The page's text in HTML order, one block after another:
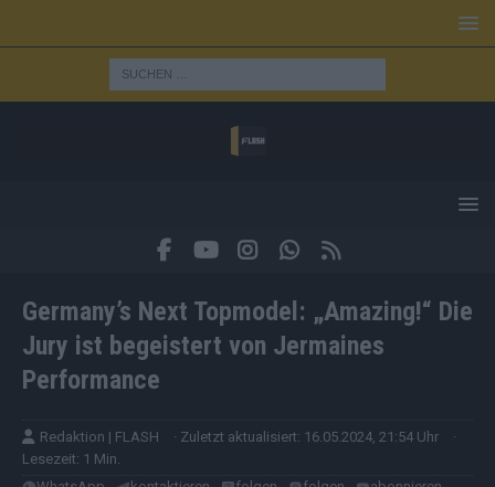
Germany’s Next Topmodel: „Amazing!“ Die
Jury ist begeistert von Jermaines
Performance
Redaktion | FLASH · Zuletzt aktualisiert: 16.05.2024, 21:54 Uhr
·
Lesezeit: 1 Min.